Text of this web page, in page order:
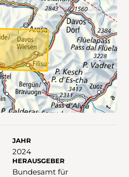
JAHR
2024
HERAUSGEBER
Bundesamt für